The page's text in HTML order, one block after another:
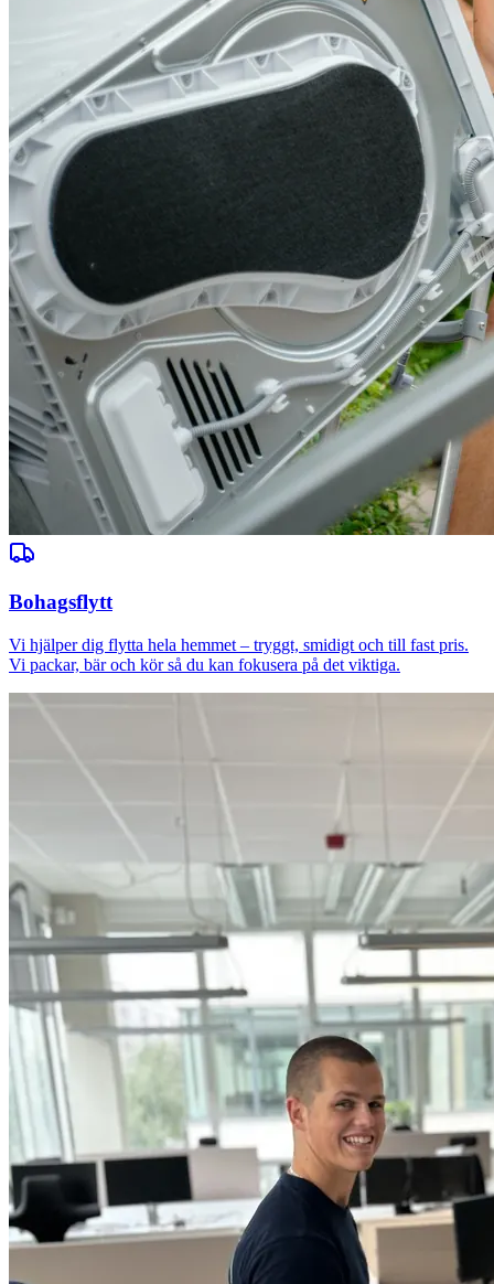
Bohagsflytt
Vi hjälper dig flytta hela hemmet – tryggt, smidigt och till fast pris.
Vi packar, bär och kör så du kan fokusera på det viktiga.